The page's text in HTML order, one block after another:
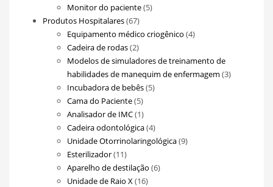
produtos
Monitor do paciente 55
Produtos Hospitalares 6767
produtos
Equipamento médico criogênico 44
Cadeira de rodas 22
produtos
Modelos de simuladores de treinamento de
habilidades de manequim de enfermagem 33
Incubadora de bebês 55
Cama do Paciente 55
produtos
Analisador de IMC 11
produto
Cadeira odontológica 44
produtos
Unidade Otorrinolaringológica 99
Esterilizador 1111
produtos
Aparelho de destilação 66
Unidade de Raio X 1616